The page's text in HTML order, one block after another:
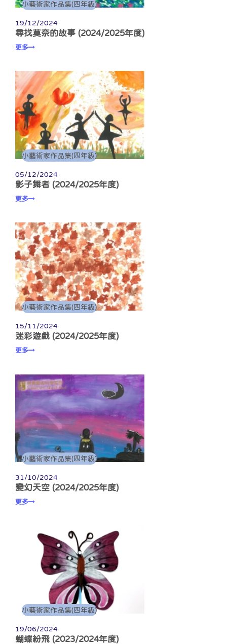
小藝術家作品集(四年級)
19/12/2024
尋找莫奈的故事 (2024/2025年度)
更多
小藝術家作品集(四年級)
05/12/2024
影子舞者 (2024/2025年度)
更多
小藝術家作品集(四年級)
15/11/2024
迷彩遊戲 (2024/2025年度)
更多
小藝術家作品集(四年級)
31/10/2024
變幻天空 (2024/2025年度)
更多
小藝術家作品集(四年級)
19/06/2024
蝴蝶紛飛 (2023/2024年度)